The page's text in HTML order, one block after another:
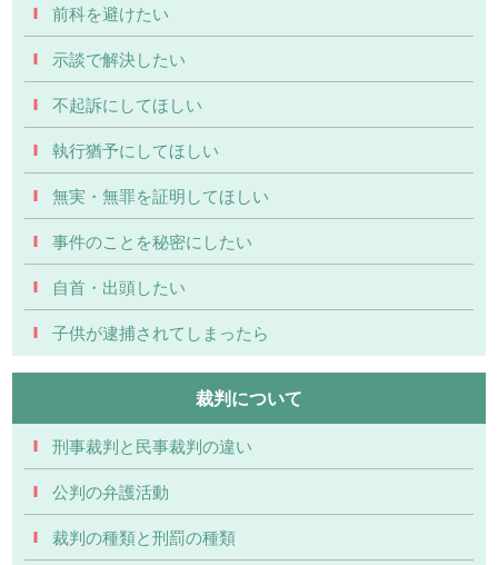
前科を避けたい
示談で解決したい
不起訴にしてほしい
執行猶予にしてほしい
無実・無罪を証明してほしい
事件のことを秘密にしたい
自首・出頭したい
子供が逮捕されてしまったら
裁判について
刑事裁判と民事裁判の違い
公判の弁護活動
裁判の種類と刑罰の種類